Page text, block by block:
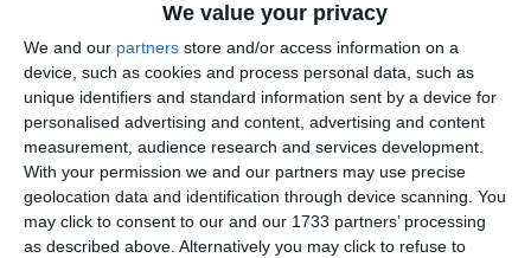
We value your privacy
We and our partners store and/or access information on a
device, such as cookies and process personal data, such as
unique identifiers and standard information sent by a device for
personalised advertising and content, advertising and content
measurement, audience research and services development.
With your permission we and our partners may use precise
geolocation data and identification through device scanning. You
may click to consent to our and our 1733 partners’ processing
as described above. Alternatively you may click to refuse to
Pe Adrian Rădulescu l-am cunoscut ca tânăr care îşi
manifesta interesele faţă de istoria instituţiilor muzeale. Era
atunci unul dintre cei mai prestigioşi directori de muzeu pe
care îi avea România. O personalitate absolut specială, cu o
capacitate profesională deosebită, un latinist, epigrafist
remarcabil, un arheolog care a dublat interesele sale cu
interese aparte pentru Dobrogea şi nu numai, dar şi pentru
cultura clasică în general.